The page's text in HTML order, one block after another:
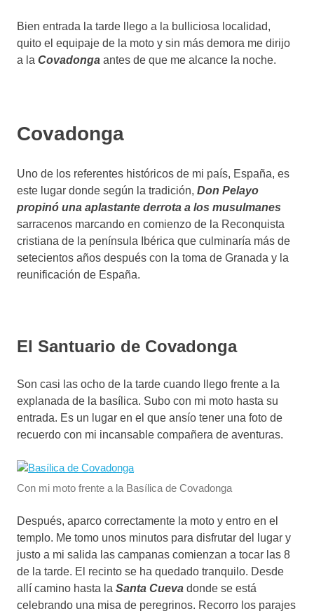
Bien entrada la tarde llego a la bulliciosa localidad,
quito el equipaje de la moto y sin más demora me dirijo
a la Covadonga antes de que me alcance la noche.
Covadonga
Uno de los referentes históricos de mi país, España, es
este lugar donde según la tradición, Don Pelayo
propinó una aplastante derrota a los musulmanes
sarracenos marcando en comienzo de la Reconquista
cristiana de la península Ibérica que culminaría más de
setecientos años después con la toma de Granada y la
reunificación de España.
El Santuario de Covadonga
Son casi las ocho de la tarde cuando llego frente a la
explanada de la basílica. Subo con mi moto hasta su
entrada. Es un lugar en el que ansío tener una foto de
recuerdo con mi incansable compañera de aventuras.
Con mi moto frente a la Basílica de Covadonga
Después, aparco correctamente la moto y entro en el
templo. Me tomo unos minutos para disfrutar del lugar y
justo a mi salida las campanas comienzan a tocar las 8
de la tarde. El recinto se ha quedado tranquilo. Desde
allí camino hasta la Santa Cueva donde se está
celebrando una misa de peregrinos. Recorro los parajes